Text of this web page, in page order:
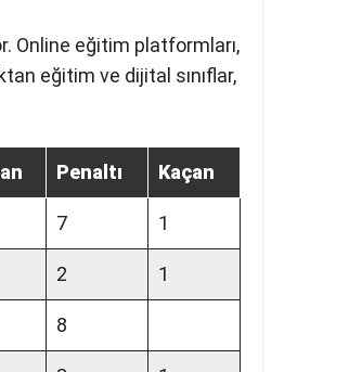
Uzaktan eğitim
Penaltı Kaçan